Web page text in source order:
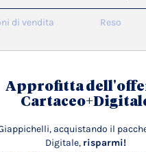
di vendita Reso
Approfitta
acquistando il
Digitale, risparmi!